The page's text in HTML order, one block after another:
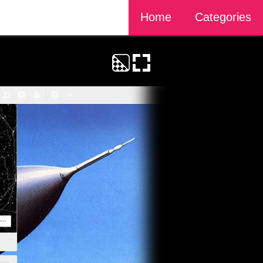
Home Categories